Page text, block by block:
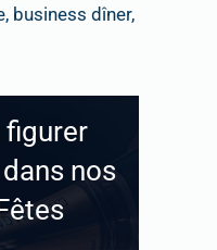
business dîner,
figurer
nos